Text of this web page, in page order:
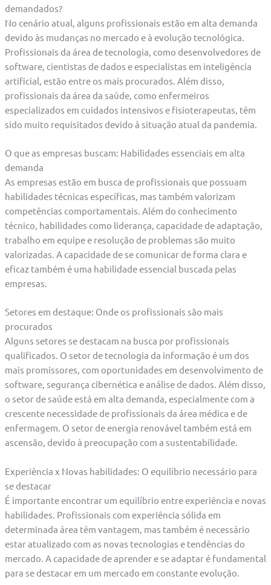
demandados?
No cenário atual, alguns profissionais estão em alta demanda
devido às mudanças no mercado e à evolução tecnológica.
Profissionais da área de tecnologia, como desenvolvedores de
software, cientistas de dados e especialistas em inteligência
artificial, estão entre os mais procurados. Além disso,
profissionais da área da saúde, como enfermeiros
especializados em cuidados intensivos e fisioterapeutas, têm
sido muito requisitados devido à situação atual da pandemia.
O que as empresas buscam: Habilidades essenciais em alta
demanda
As empresas estão em busca de profissionais que possuam
habilidades técnicas específicas, mas também valorizam
competências comportamentais. Além do conhecimento
técnico, habilidades como liderança, capacidade de adaptação,
trabalho em equipe e resolução de problemas são muito
valorizadas. A capacidade de se comunicar de forma clara e
eficaz também é uma habilidade essencial buscada pelas
empresas.
Setores em destaque: Onde os profissionais são mais
procurados
Alguns setores se destacam na busca por profissionais
qualificados. O setor de tecnologia da informação é um dos
mais promissores, com oportunidades em desenvolvimento de
software, segurança cibernética e análise de dados. Além disso,
o setor de saúde está em alta demanda, especialmente com a
crescente necessidade de profissionais da área médica e de
enfermagem. O setor de energia renovável também está em
ascensão, devido à preocupação com a sustentabilidade.
Experiência x Novas habilidades: O equilíbrio necessário para
se destacar
É importante encontrar um equilíbrio entre experiência e novas
habilidades. Profissionais com experiência sólida em
determinada área têm vantagem, mas também é necessário
estar atualizado com as novas tecnologias e tendências do
mercado. A capacidade de aprender e se adaptar é fundamental
para se destacar em um mercado em constante evolução.